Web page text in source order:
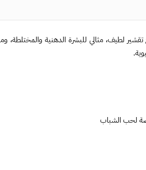
لطيف، مثالي للبشرة الدهنية
لحب الشباب